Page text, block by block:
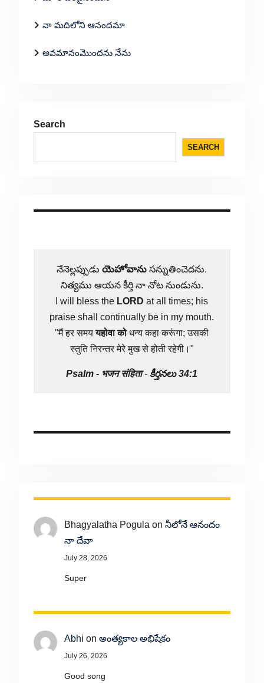
నా మదిలోని ఆనందమా
అవమానంమొందను నేను
Search
SEARCH
నేనెల్లప్పుడుయెహోవాను సన్నుతించెదను.
నిత్యము ఆయన కీర్తి నా నోట నుండును.
I will bless the LORD at all times; his
praise shall continually be in my mouth.
"मैं हर समययहोवा कोधन्य कहा करूंगा; उसकी
स्तुति निरन्तर मेरे मुख से होती रहेगी।"
Psalm - भजन संहिता- కీర్తనలు 34:1
Bhagyalatha Pogula on నీలోనే ఆనందం
నా దేవా
July 28, 2026
Super
Abhi on అంత్యకాల అభిషేకం
July 26, 2026
Good song